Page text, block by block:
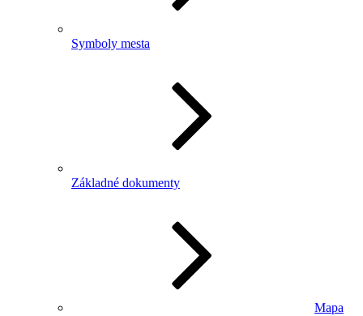
Symboly mesta
Základné dokumenty
Mapa